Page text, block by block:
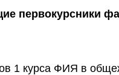
первокурсники
1 курса ФИЯ в